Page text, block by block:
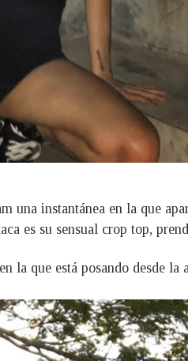
una instantánea en la que
es su sensual crop top,
la que está posando desde